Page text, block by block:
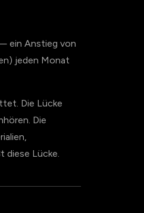
ein Anstieg von
jeden Monat
Die Lücke
Die
diese Lücke.